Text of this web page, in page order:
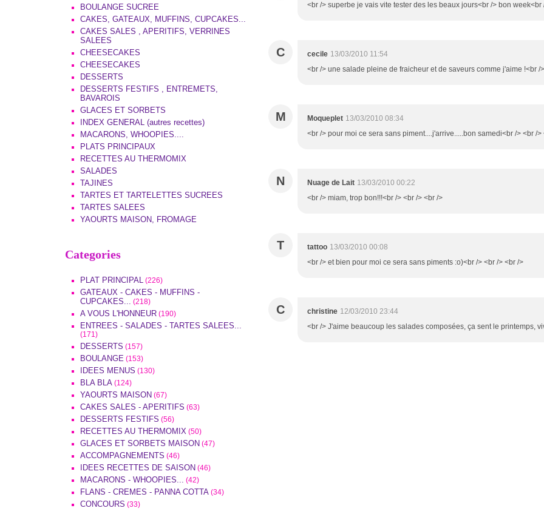
BOULANGE SUCREE
CAKES, GATEAUX, MUFFINS, CUPCAKES...
CAKES SALES , APERITIFS, VERRINES
SALEES
CHEESECAKES
CHEESECAKES
DESSERTS
DESSERTS FESTIFS , ENTREMETS,
BAVAROIS
GLACES ET SORBETS
INDEX GENERAL (autres recettes)
MACARONS, WHOOPIES....
PLATS PRINCIPAUX
RECETTES AU THERMOMIX
SALADES
TAJINES
TARTES ET TARTELETTES SUCREES
TARTES SALEES
YAOURTS MAISON, FROMAGE
Categories
PLAT PRINCIPAL (226)
GATEAUX - CAKES - MUFFINS -
CUPCAKES... (218)
A VOUS L'HONNEUR (190)
ENTREES - SALADES - TARTES SALEES...
(171)
DESSERTS (157)
BOULANGE (153)
IDEES MENUS (130)
BLA BLA (124)
YAOURTS MAISON (67)
CAKES SALES - APERITIFS (63)
DESSERTS FESTIFS (56)
RECETTES AU THERMOMIX (50)
GLACES ET SORBETS MAISON (47)
ACCOMPAGNEMENTS (46)
IDEES RECETTES DE SAISON (46)
MACARONS - WHOOPIES... (42)
FLANS - CREMES - PANNA COTTA (34)
CONCOURS (33)
<br /> superbe je vais vite tester des les beaux jours<br /> bon week<br
C cecile 13/03/2010 11:54
<br /> une salade pleine de fraicheur et de saveurs comme j'aime !<br /
M Moqueplet 13/03/2010 08:34
<br /> pour moi ce sera sans piment....j'arrive.....bon samedi<br /> <br />
N Nuage de Lait 13/03/2010 00:22
<br /> miam, trop bon!!!<br /> <br /> <br />
T tattoo 13/03/2010 00:08
<br /> et bien pour moi ce sera sans piments :o)<br /> <br /> <br />
C christine 12/03/2010 23:44
<br /> J'aime beaucoup les salades composées, ça sent le printemps,